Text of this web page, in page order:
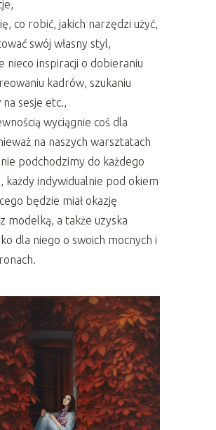
co robić, jakich narzędzi użyć,
swój własny styl,
nieco inspiracji o dobieraniu
kadrów, szukaniu
na sesje etc.,
wyciągnie coś dla
na naszych warsztatach
podchodzimy do każdego
każdy indywidualnie pod okiem
będzie miał okazję
modelką, a także uzyska
dla niego o swoich mocnych i